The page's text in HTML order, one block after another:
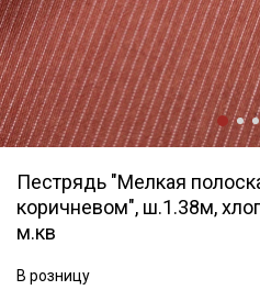
Пестрядь "Мелкая
коричневом", ш.1.38м,
м.кв
В розницу